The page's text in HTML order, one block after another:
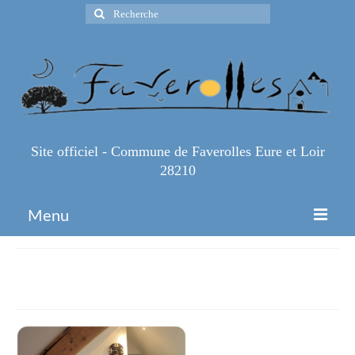
Rechercher
:
Site officiel - Commune de Faverolles Eure et Loir
28210
Menu
Infos Pratiques